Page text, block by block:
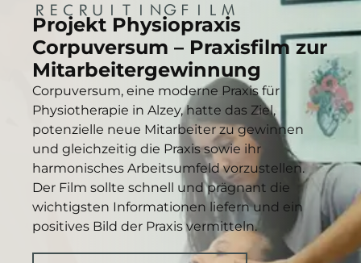
RECRUITINGFILM
Projekt Physiopraxis
Corpuversum – Praxisfilm zur
Mitarbeitergewinnung
Corpuversum, eine moderne Praxis für
Physiotherapie in Alzey, hatte das Ziel,
potenzielle neue Mitarbeiter zu gewinnen
und gleichzeitig die Praxis sowie ihr
harmonisches Arbeitsumfeld vorzustellen.
Der Film sollte schnell und prägnant die
wichtigsten Informationen liefern und ein
positives Bild der Praxis vermitteln.